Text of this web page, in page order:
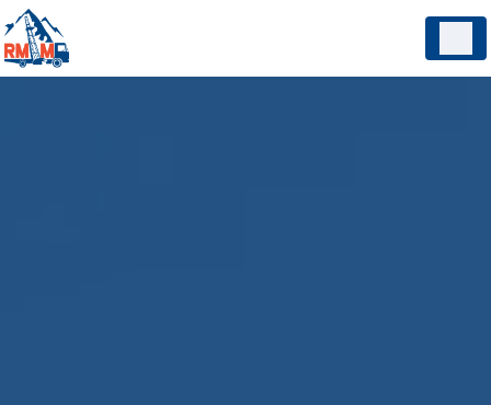
Panneau de gestion des cookies